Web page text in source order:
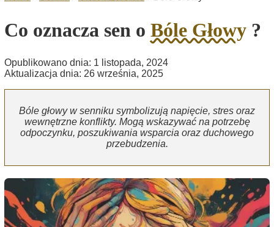
Co oznacza sen o Bóle Głowy ?
Opublikowano dnia: 1 listopada, 2024
Aktualizacja dnia: 26 września, 2025
Bóle głowy w senniku symbolizują napięcie, stres oraz
wewnętrzne konflikty. Mogą wskazywać na potrzebę
odpoczynku, poszukiwania wsparcia oraz duchowego
przebudzenia.